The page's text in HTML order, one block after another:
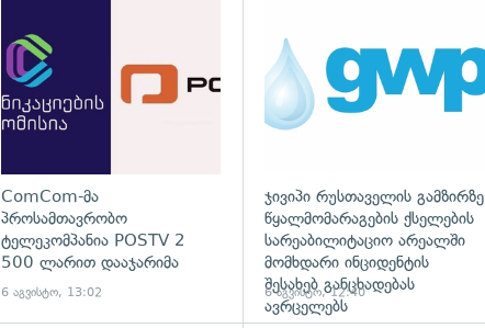
ComCom-მა
პროსამთავრობო
ტელეკომპანია POSTV 2
500 ლარით დააჯარიმა
6 აგვისტო, 13:02
ჯივიპი რუსთაველის გამზირზე
წყალმომარაგების ქსელების
სარეაბილიტაციო არეალში
მომხდარი ინციდენტის
შესახებ განცხადებას
ავრცელებს
6 აგვისტო, 12:40